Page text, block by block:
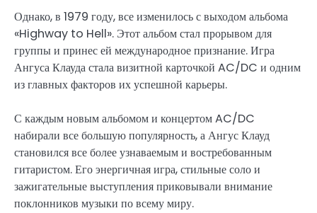
Однако, в 1979 году, все изменилось с выходом альбома
«Highway to Hell». Этот альбом стал прорывом для
группы и принес ей международное признание. Игра
Ангуса Клауда стала визитной карточкой AC/DC и одним
из главных факторов их успешной карьеры.
С каждым новым альбомом и концертом AC/DC
набирали все большую популярность, а Ангус Клауд
становился все более узнаваемым и востребованным
гитаристом. Его энергичная игра, стильные соло и
зажигательные выступления приковывали внимание
поклонников музыки по всему миру.